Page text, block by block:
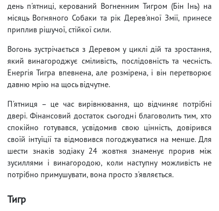
день п'ятниці, керований Вогненним Тигром (Бін Інь) на
місяць Вогняного Собаки та рік Дерев'яної Змії, принесе
приплив рішучої, стійкої сили.
Вогонь зустрічається з Деревом у циклі дій та зростання,
який винагороджує сміливість, послідовність та чесність.
Енергія Тигра впевнена, але розмірена, і він перетворює
давню мрію на щось відчутне.
П'ятниця – це час вирівнювання, що відчиняє потрібні
двері. Фінансовий достаток сьогодні благоволить тим, хто
спокійно готувався, усвідомив свою цінність, довірився
своїй інтуїції та відмовився погоджуватися на менше. Для
шести знаків зодіаку 24 жовтня знаменує прорив між
зусиллями і винагородою, коли наступну можливість не
потрібно примушувати, вона просто з'являється.
Тигр